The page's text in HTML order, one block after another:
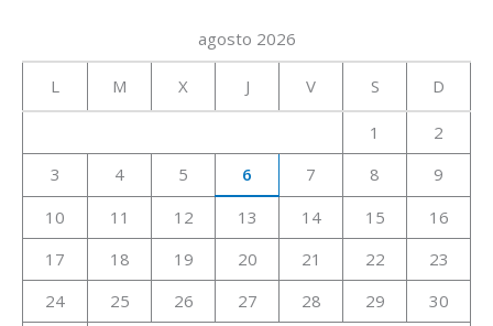
agosto 2026
L M X J V S D
1
2
3
4 5 6 7 8
9
10
11 12 13 14 15
16
17
18 19 20 21 22
23
24
25 26 27 28 29
30